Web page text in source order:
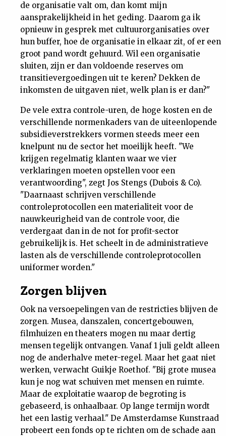
de organisatie valt om, dan komt mijn
aansprakelijkheid in het geding. Daarom ga ik
opnieuw in gesprek met cultuurorganisaties over
hun buffer, hoe de organisatie in elkaar zit, of er een
groot pand wordt gehuurd. Wil een organisatie
sluiten, zijn er dan voldoende reserves om
transitievergoedingen uit te keren? Dekken de
inkomsten de uitgaven niet, welk plan is er dan?"
De vele extra controle-uren, de hoge kosten en de
verschillende normenkaders van de uiteenlopende
subsidieverstrekkers vormen steeds meer een
knelpunt nu de sector het moeilijk heeft. "We
krijgen regelmatig klanten waar we vier
verklaringen moeten opstellen voor een
verantwoording", zegt Jos Stengs (Dubois & Co).
"Daarnaast schrijven verschillende
controleprotocollen een materialiteit voor de
nauwkeurigheid van de controle voor, die
verdergaat dan in de not for profit-sector
gebruikelijk is. Het scheelt in de administratieve
lasten als de verschillende controleprotocollen
uniformer worden."
Zorgen blijven
Ook na versoepelingen van de restricties blijven de
zorgen. Musea, danszalen, concertgebouwen,
filmhuizen en theaters mogen nu maar dertig
mensen tegelijk ontvangen. Vanaf 1 juli geldt alleen
nog de anderhalve meter-regel. Maar het gaat niet
werken, verwacht Guikje Roethof. "Bij grote musea
kun je nog wat schuiven met mensen en ruimte.
Maar de exploitatie waarop de begroting is
gebaseerd, is onhaalbaar. Op lange termijn wordt
het een lastig verhaal." De Amsterdamse Kunstraad
probeert een fonds op te richten om de schade aan